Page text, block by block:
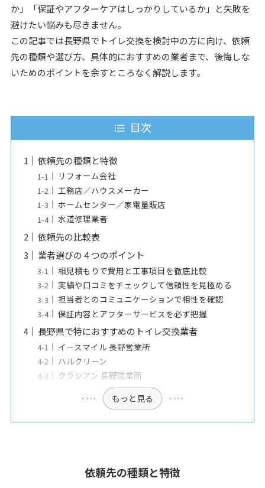
か」「保証やアフターケアはしっかりしているか」と失敗を
避けたい悩みも尽きません。
この記事では長野県でトイレ交換を検討中の方に向け、依頼
先の種類や選び方、具体的におすすめの業者まで、後悔しな
いためのポイントを余すところなく解説します。
目次
依頼先の種類と特徴
リフォーム会社
工務店／ハウスメーカー
ホームセンター／家電量販店
水道修理業者
依頼先の比較表
業者選びの４つのポイント
相見積もりで費用と工事項目を徹底比較
実績や口コミをチェックして信頼性を見極める
担当者とのコミュニケーションで相性を確認
保証内容とアフターサービスを必ず把握
長野県で特におすすめのトイレ交換業者
イースマイル 長野営業所
ハルクリーン
クラシアン 長野営業所
もっと見る
依頼先の種類と特徴